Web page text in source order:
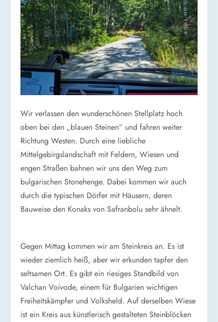
Wir verlassen den wunderschönen Stellplatz hoch
oben bei den „blauen Steinen“ und fahren weiter
Richtung Westen. Durch eine liebliche
Mittelgebirgslandschaft mit Feldern, Wiesen und
engen Straßen bahnen wir uns den Weg zum
bulgarischen Stonehenge. Dabei kommen wir auch
durch die typischen Dörfer mit Häusern, deren
Bauweise den Konaks von Safranbolu sehr ähnelt.
Gegen Mittag kommen wir am Steinkreis an. Es ist
wieder ziemlich heiß, aber wir erkunden tapfer den
seltsamen Ort. Es gibt ein riesiges Standbild von
Valchan Voivode, einem für Bulgarien wichtigen
Freiheitskämpfer und Volksheld. Auf derselben Wiese
ist ein Kreis aus künstlerisch gestalteten Steinblöcken